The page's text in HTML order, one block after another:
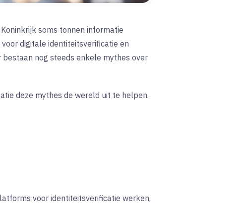
soms tonnen informatie
digitale identiteitsverificatie en
nog steeds enkele mythes over
deze mythes de wereld uit te helpen.
voor identiteitsverificatie werken,